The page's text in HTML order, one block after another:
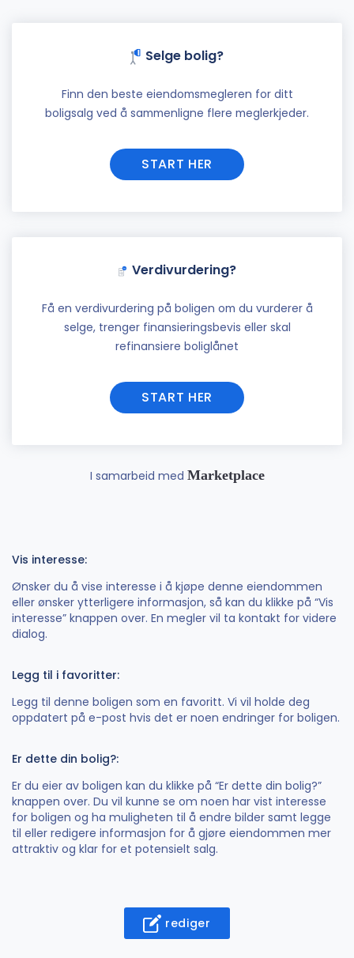
Selge bolig?
Finn den beste eiendomsmegleren for ditt
boligsalg ved å sammenligne flere meglerkjeder.
START HER
Verdivurdering?
Få en verdivurdering på boligen om du vurderer å
selge, trenger finansieringsbevis eller skal
refinansiere boliglånet
START HER
I samarbeid med Marketplace
Vis interesse:
Ønsker du å vise interesse i å kjøpe denne eiendommen
eller ønsker ytterligere informasjon, så kan du klikke på “Vis
interesse” knappen over. En megler vil ta kontakt for videre
dialog.
Legg til i favoritter:
Legg til denne boligen som en favoritt. Vi vil holde deg
oppdatert på e-post hvis det er noen endringer for boligen.
Er dette din bolig?:
Er du eier av boligen kan du klikke på “Er dette din bolig?”
knappen over. Du vil kunne se om noen har vist interesse
for boligen og ha muligheten til å endre bilder samt legge
til eller redigere informasjon for å gjøre eiendommen mer
attraktiv og klar for et potensielt salg.
rediger